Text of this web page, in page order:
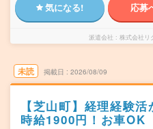
気になる! 応募
派遣会社 株式会社リ
未読 掲載日 2026/08/09
【芝山町】経理経験
時給1900円！お車OK